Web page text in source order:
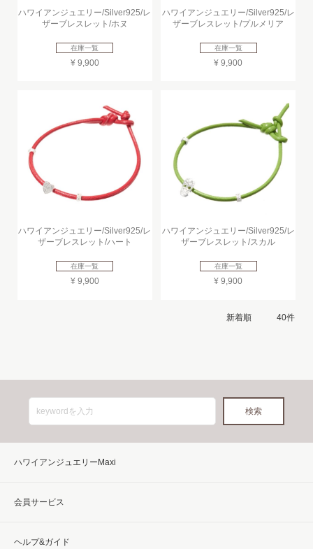
ハワイアンジュエリー/Silver925/レ
ザーブレスレット/ホヌ
在庫一覧
¥ 9,900
ハワイアンジュエリー/Silver925/レ
ザーブレスレット/プルメリア
在庫一覧
¥ 9,900
ハワイアンジュエリー/Silver925/レ
ザーブレスレット/ハート
在庫一覧
¥ 9,900
ハワイアンジュエリー/Silver925/レ
ザーブレスレット/スカル
在庫一覧
¥ 9,900
ハワイアンジュエリーMaxi
会員サービス
ヘルプ&ガイド